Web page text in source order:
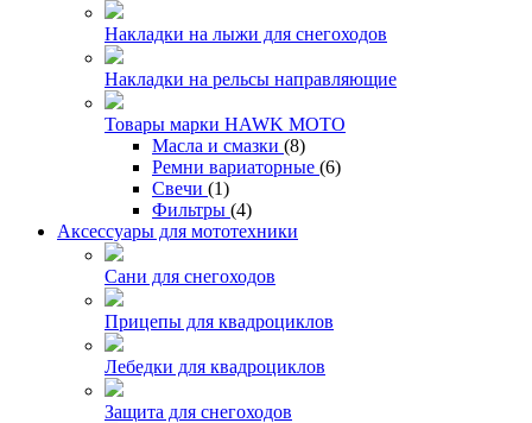
Накладки на лыжи для снегоходов
Накладки на рельсы направляющие
Товары марки HAWK MOTO
Масла и смазки (8)
Ремни вариаторные (6)
Свечи (1)
Фильтры (4)
Аксессуары для мототехники
Сани для снегоходов
Прицепы для квадроциклов
Лебедки для квадроциклов
Защита для снегоходов